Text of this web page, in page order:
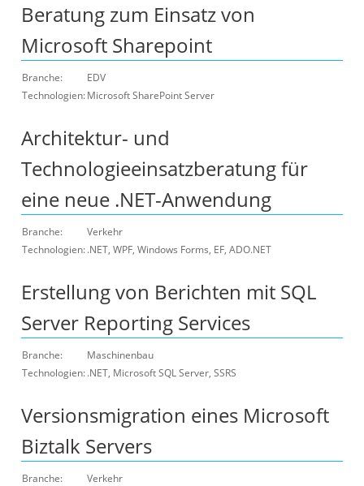
Beratung zum Einsatz von
Microsoft Sharepoint
Branche:
EDV
Technologien:Microsoft SharePoint Server
Architektur- und
Technologieeinsatzberatung für
eine neue .NET-Anwendung
Branche:
Verkehr
Technologien:.NET, WPF, Windows Forms, EF, ADO.NET
Erstellung von Berichten mit SQL
Server Reporting Services
Branche:
Maschinenbau
Technologien:.NET, Microsoft SQL Server, SSRS
Versionsmigration eines Microsoft
Biztalk Servers
Branche:
Verkehr